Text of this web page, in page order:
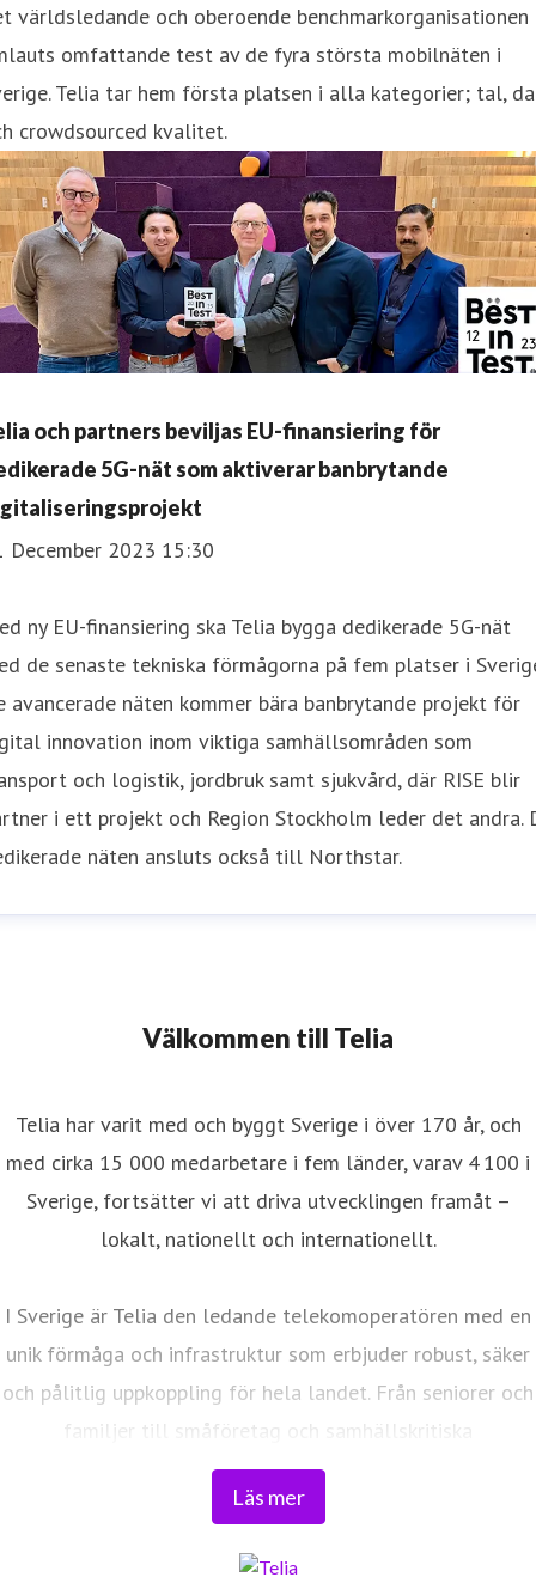
världsledande och oberoende benchmarkorganisationen
omfattande test av de fyra största mobilnäten i
Telia tar hem första platsen i alla kategorier; tal,
crowdsourced kvalitet.
och partners beviljas EU-finansiering för
5G-nät som aktiverar banbrytande
December 2023 15:30
ny EU-finansiering ska Telia bygga dedikerade 5G-nät
de senaste tekniska förmågorna på fem platser i
avancerade näten kommer bära banbrytande projekt för
innovation inom viktiga samhällsområden som
och logistik, jordbruk samt sjukvård, där RISE blir
i ett projekt och Region Stockholm leder det andra.
näten ansluts också till Northstar.
Välkommen till Telia
Läs mer
Telia har varit med och byggt Sverige i över 170 år, och
med cirka 15 000 medarbetare i fem länder, varav 4 100 i
Sverige, fortsätter vi att driva utvecklingen framåt –
lokalt, nationellt och internationellt.
I Sverige är Telia den ledande telekomoperatören med en
unik förmåga och infrastruktur som erbjuder robust, säker
och pålitlig uppkoppling för hela landet. Från seniorer och
familjer till småföretag och samhällskritiska
verksamheter. Vi möjliggör digitaliseringens kraft i
vardagen och är en del av Sveriges totalförsvar. Med
transportnätet och ett mobilnät i världsklass skapar vi en